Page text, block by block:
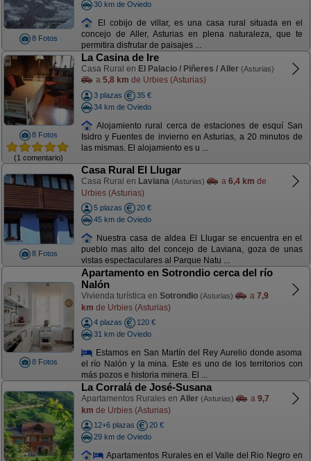
8 Fotos
30 km de Oviedo
El cobijo de villar, es una casa rural situada en el
concejo de Aller, Asturias en plena naturaleza, que te
permitira disfrutar de paisajes ...
8 Fotos
(1 comentario)
La Casina de Ire
Casa Rural en El Palacio / Piñeres / Aller (Asturias)
a 5,8 km de Urbies (Asturias)
3 plazas
35 €
34 km de Oviedo
Alojamiento rural cerca de estaciones de esquí San
Isidro y Fuentes de invierno en Asturias, a 20 minutos de
las mismas. El alojamiento es u ...
8 Fotos
Casa Rural El Llugar
Casa Rural en Laviana (Asturias) a 6,4 km de
Urbies (Asturias)
5 plazas
20 €
45 km de Oviedo
Nuestra casa de aldea El Llugar se encuentra en el
pueblo mas alto del concejo de Laviana, goza de unas
vistas espectaculares al Parque Natu ...
8 Fotos
Apartamento en Sotrondio cerca del río
Nalón
Vivienda turística en Sotrondio (Asturias) a 7,9
km de Urbies (Asturias)
4 plazas
120 €
31 km de Oviedo
Estamos en San Martín del Rey Aurelio donde asoma
el río Nalón y la mina. Este es uno de los territorios con
más pozos e historia minera. El ...
La Corralá de José-Susana
Apartamentos Rurales en Aller (Asturias) a 9,7
km de Urbies (Asturias)
12+6 plazas
20 €
29 km de Oviedo
Apartamentos Rurales en el Valle del Rio Negro en